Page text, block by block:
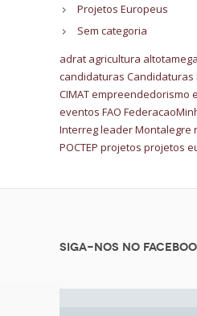
Projetos Europeus
Sem categoria
adrat agricultura altotamega
candidaturas Candidaturas
CIMATempreendedorismo
eventos FAO
InterregleaderMontalegre
POCTEP projetos projetos
Siga-nos no